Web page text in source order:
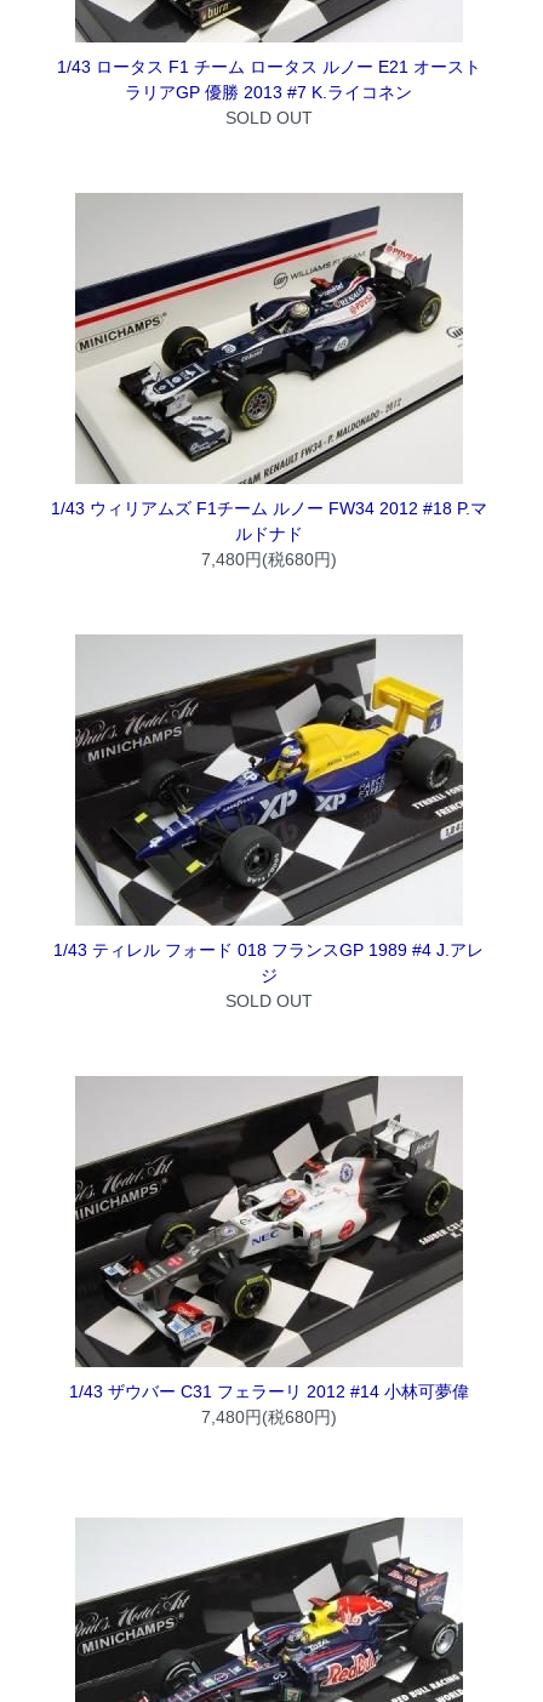
1/43 ロータス F1 チーム ロータス ルノー E21 オースト
ラリアGP 優勝 2013 #7 K.ライコネン
SOLD OUT
1/43 ウィリアムズ F1チーム ルノー FW34 2012 #18 P.マ
ルドナド
7,480円(税680円)
1/43 ティレル フォード 018 フランスGP 1989 #4 J.アレ
ジ
SOLD OUT
1/43 ザウバー C31 フェラーリ 2012 #14 小林可夢偉
7,480円(税680円)